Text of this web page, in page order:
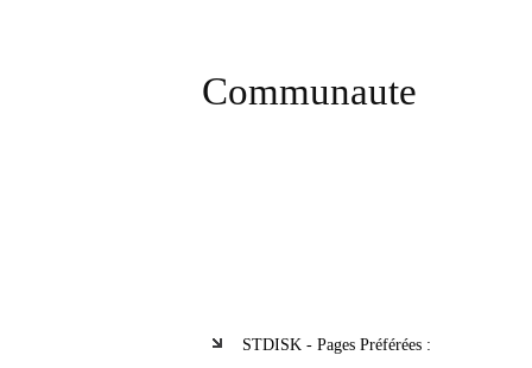
Communaute
STDISK - Pages Préférées :